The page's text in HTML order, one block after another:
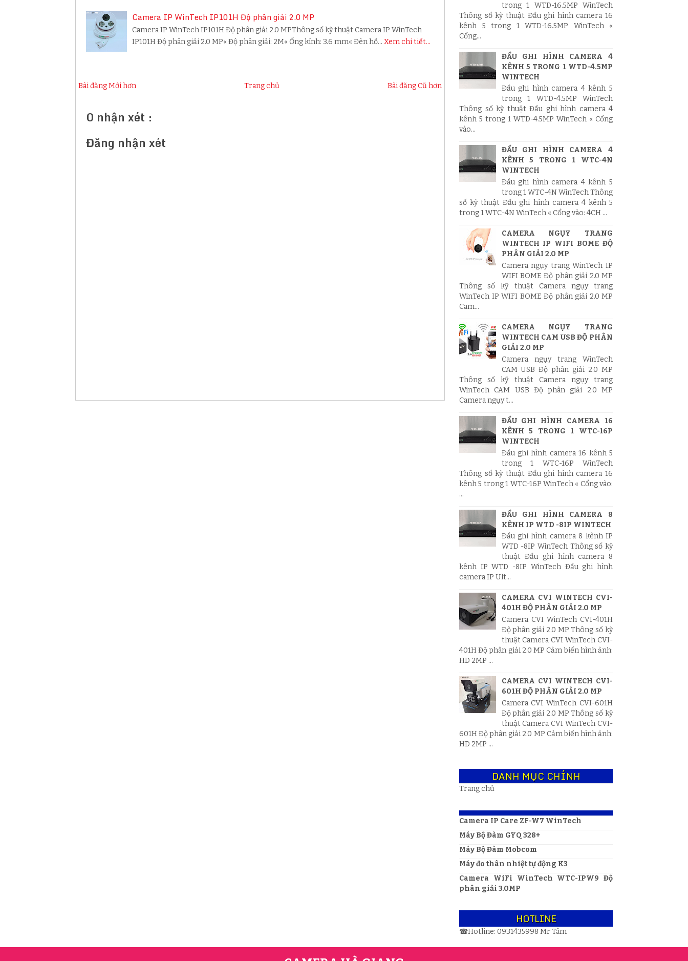
Camera IP WinTech IP101H Độ phân giải 2.0 MP
Camera IP WinTech IP101H Độ phân giải 2.0 MPThông số kỹ thuật Camera IP WinTech
IP101H Độ phân giải 2.0 MP« Độ phân giải: 2M« Ống kính: 3.6 mm« Đèn hồ… Xem chi tiết...
Bài đăng Mới hơn Bài đăng Cũ hơn
Trang chủ
0 nhận xét :
Đăng nhận xét
trong 1 WTD-16.5MP WinTech
Thông số kỹ thuật Đầu ghi hình camera 16
kênh 5 trong 1 WTD-16.5MP WinTech «
Cổng...
ĐẦU GHI HÌNH CAMERA 4
KÊNH 5 TRONG 1 WTD-4.5MP
WINTECH
Đầu ghi hình camera 4 kênh 5
trong 1 WTD-4.5MP WinTech
Thông số kỹ thuật Đầu ghi hình camera 4
kênh 5 trong 1 WTD-4.5MP WinTech « Cổng
vào...
ĐẦU GHI HÌNH CAMERA 4
KÊNH 5 TRONG 1 WTC-4N
WINTECH
Đầu ghi hình camera 4 kênh 5
trong 1 WTC-4N WinTech Thông
số kỹ thuật Đầu ghi hình camera 4 kênh 5
trong 1 WTC-4N WinTech « Cổng vào: 4CH ...
CAMERA NGỤY TRANG
WINTECH IP WIFI BOME ĐỘ
PHÂN GIẢI 2.0 MP
Camera ngụy trang WinTech IP
WIFI BOME Độ phân giải 2.0 MP
Thông số kỹ thuật Camera ngụy trang
WinTech IP WIFI BOME Độ phân giải 2.0 MP
Cam...
CAMERA NGỤY TRANG
WINTECH CAM USB ĐỘ PHÂN
GIẢI 2.0 MP
Camera ngụy trang WinTech
CAM USB Độ phân giải 2.0 MP
Thông số kỹ thuật Camera ngụy trang
WinTech CAM USB Độ phân giải 2.0 MP
Camera ngụy t...
ĐẦU GHI HÌNH CAMERA 16
KÊNH 5 TRONG 1 WTC-16P
WINTECH
Đầu ghi hình camera 16 kênh 5
trong 1 WTC-16P WinTech
Thông số kỹ thuật Đầu ghi hình camera 16
kênh 5 trong 1 WTC-16P WinTech « Cổng vào:
...
ĐẦU GHI HÌNH CAMERA 8
KÊNH IP WTD -8IP WINTECH
Đầu ghi hình camera 8 kênh IP
WTD -8IP WinTech Thông số kỹ
thuật Đầu ghi hình camera 8
kênh IP WTD -8IP WinTech Đầu ghi hình
camera IP Ult...
CAMERA CVI WINTECH CVI-
401H ĐỘ PHÂN GIẢI 2.0 MP
Camera CVI WinTech CVI-401H
Độ phân giải 2.0 MP Thông số kỹ
thuật Camera CVI WinTech CVI-
401H Độ phân giải 2.0 MP Cảm biến hình ảnh:
HD 2MP ...
CAMERA CVI WINTECH CVI-
601H ĐỘ PHÂN GIẢI 2.0 MP
Camera CVI WinTech CVI-601H
Độ phân giải 2.0 MP Thông số kỹ
thuật Camera CVI WinTech CVI-
601H Độ phân giải 2.0 MP Cảm biến hình ảnh:
HD 2MP ...
DANH MỤC CHÍNH
Trang chủ
Camera IP Care ZF-W7 WinTech
Máy Bộ Đàm GYQ 328+
Máy Bộ Đàm Mobcom
Máy đo thân nhiệt tự động K3
Camera WiFi WinTech WTC-IPW9 Độ
phân giải 3.0MP
HOTLINE
☎Hotline: 0931435998 Mr Tâm